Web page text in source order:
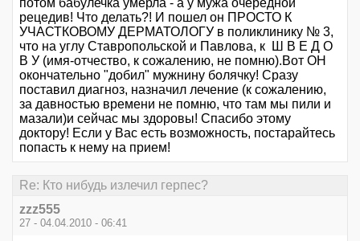
рецедив! Что делать?! И пошел он ПРОСТО К
УЧАСТКОВОМУ ДЕРМАТОЛОГУ в поликлинику № 3,
что на углу Ставропольской и Павлова, к Ш В Е Д О
В У (имя-отчество, к сожалению, не помню).Вот ОН
окончательно "добил" мужнину болячку! Сразу
поставил диагноз, назначил лечение (к сожалению,
за давностью времени не помню, что там мы пили и
мазали)и сейчас мы здоровы! Спасибо этому
доктору! Если у Вас есть возможность, постарайтесь
попасть к нему на прием!
Re: Кто нибудь излечил герпес?
zzz555
27 - 04.04.2010 - 06:41